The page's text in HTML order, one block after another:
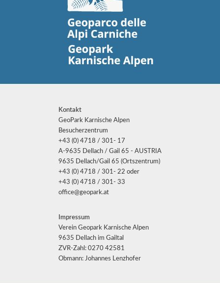
Kontakt
GeoPark Karnische Alpen
Besucherzentrum
+43 (0) 4718 / 301- 17
A-9635 Dellach / Gail 65 - AUSTRIA
9635 Dellach/Gail 65 (Ortszentrum)
+43 (0) 4718 / 301- 22 oder
+43 (0) 4718 / 301- 33
office@geopark.at
Impressum
Verein Geopark Karnische Alpen
9635 Dellach im Gailtal
ZVR-Zahl: 0270 42581
Obmann: Johannes Lenzhofer